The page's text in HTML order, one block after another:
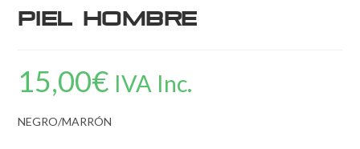
Piel Hombre
15,00€ IVA Inc.
NEGRO/MARRÓN